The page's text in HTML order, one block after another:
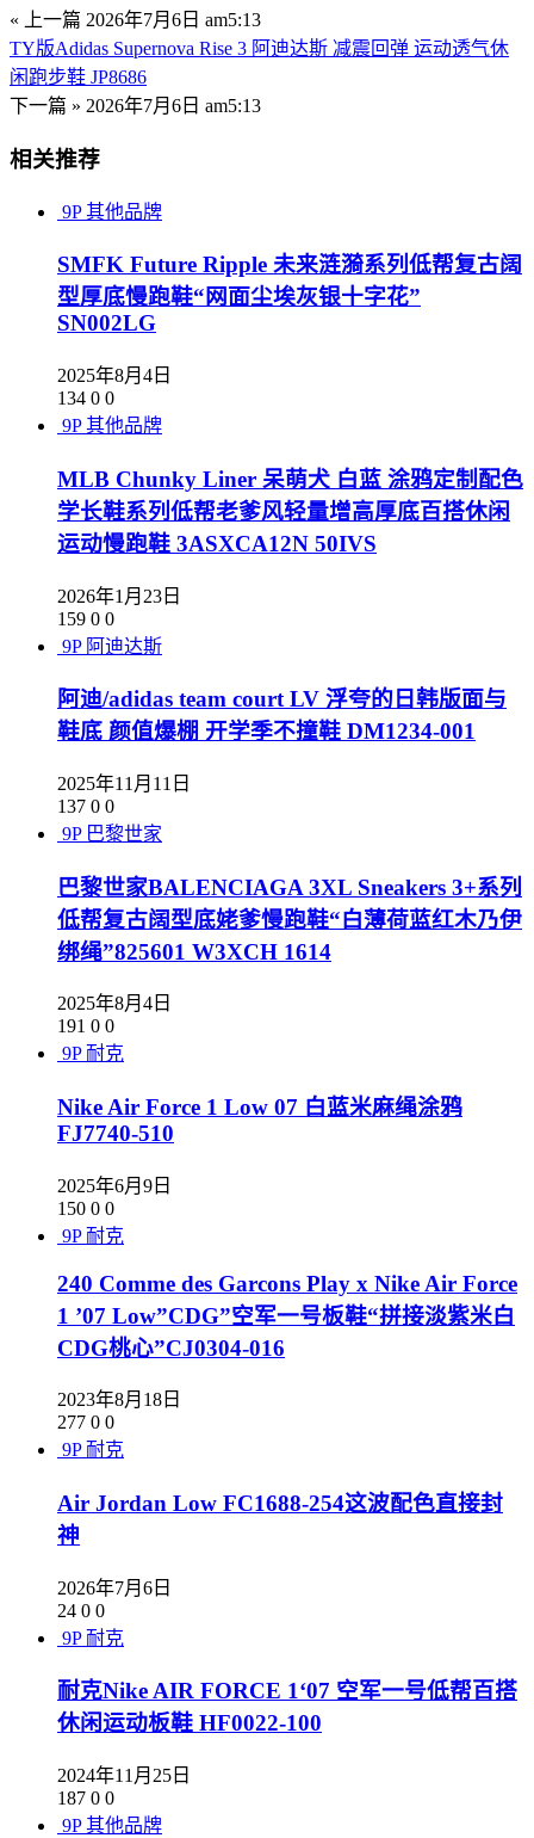
« 上一篇 2026年7月6日 am5:13
TY版Adidas Supernova Rise 3 阿迪达斯 减震回弹 运动透气休
闲跑步鞋 JP8686
下一篇 » 2026年7月6日 am5:13
相关推荐
9P 其他品牌
SMFK Future Ripple 未来涟漪系列低帮复古阔
型厚底慢跑鞋“网面尘埃灰银十字花”
SN002LG
2025年8月4日
134 0 0
9P 其他品牌
MLB Chunky Liner 呆萌犬 白蓝 涂鸦定制配色
学长鞋系列低帮老爹风轻量增高厚底百搭休闲
运动慢跑鞋 3ASXCA12N 50IVS
2026年1月23日
159 0 0
9P 阿迪达斯
阿迪/adidas team court LV 浮夸的日韩版面与
鞋底 颜值爆棚 开学季不撞鞋 DM1234-001
2025年11月11日
137 0 0
9P 巴黎世家
巴黎世家BALENCIAGA 3XL Sneakers 3+系列
低帮复古阔型底姥爹慢跑鞋“白薄荷蓝红木乃伊
绑绳”825601 W3XCH 1614
2025年8月4日
191 0 0
9P 耐克
Nike Air Force 1 Low 07 白蓝米麻绳涂鸦
FJ7740-510
2025年6月9日
150 0 0
9P 耐克
240 Comme des Garcons Play x Nike Air Force
1 ’07 Low”CDG”空军一号板鞋“拼接淡紫米白
CDG桃心”CJ0304-016
2023年8月18日
277 0 0
9P 耐克
Air Jordan Low FC1688-254这波配色直接封
神
2026年7月6日
24 0 0
9P 耐克
耐克Nike AIR FORCE 1‘07 空军一号低帮百搭
休闲运动板鞋 HF0022-100
2024年11月25日
187 0 0
9P 其他品牌